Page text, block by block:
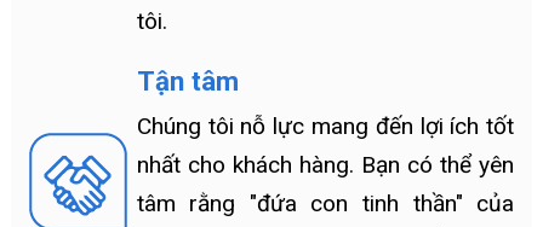
tôi.
Tận tâm
Chúng tôi nỗ lực mang đến lợi ích tốt
nhất cho khách hàng. Bạn có thể yên
tâm rằng "đứa con tinh thần" của